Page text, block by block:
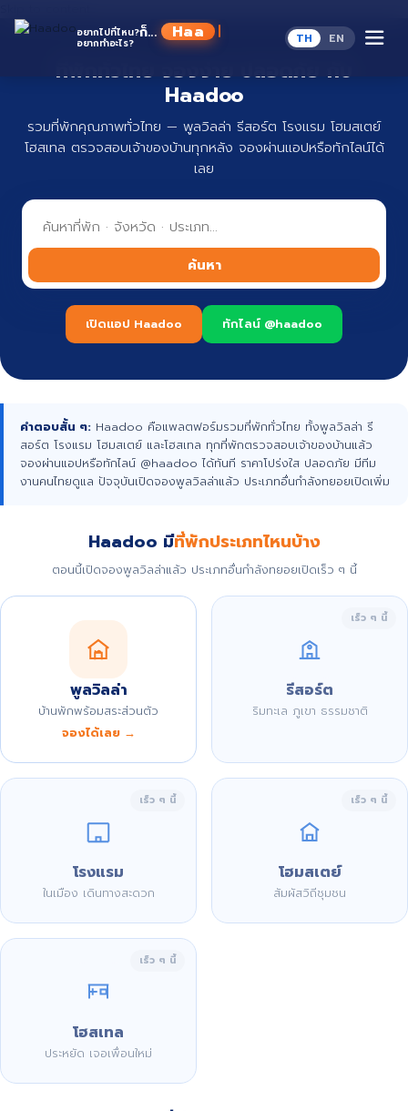
อยากไปที่ไหน?
อยากทำอะไร?
ก็... Haadoo TH EN
ที่พักทั่วไทย จองง่าย ปลอดภัย กับ
Haadoo
รวมที่พักคุณภาพทั่วไทย — พูลวิลล่า รีสอร์ต โรงแรม โฮมสเตย์
โฮสเทล ตรวจสอบเจ้าของบ้านทุกหลัง จองผ่านแอปหรือทักไลน์ได้
เลย
ค้นหา
เปิดแอป Haadoo ทักไลน์ @haadoo
คำตอบสั้น ๆ: Haadoo คือแพลตฟอร์มรวมที่พักทั่วไทย ทั้งพูลวิลล่า รี
สอร์ต โรงแรม โฮมสเตย์ และโฮสเทล ทุกที่พักตรวจสอบเจ้าของบ้านแล้ว
จองผ่านแอปหรือทักไลน์ @haadoo ได้ทันที ราคาโปร่งใส ปลอดภัย มีทีม
งานคนไทยดูแล ปัจจุบันเปิดจองพูลวิลล่าแล้ว ประเภทอื่นกำลังทยอยเปิดเพิ่ม
Haadoo มีที่พักประเภทไหนบ้าง
ตอนนี้เปิดจองพูลวิลล่าแล้ว ประเภทอื่นกำลังทยอยเปิดเร็ว ๆ นี้
พูลวิลล่า
บ้านพักพร้อมสระส่วนตัว
จองได้เลย →
เร็ว ๆ นี้
รีสอร์ต
ริมทะเล ภูเขา ธรรมชาติ
เร็ว ๆ นี้
โรงแรม
ในเมือง เดินทางสะดวก
เร็ว ๆ นี้
โฮมสเตย์
สัมผัสวิถีชุมชน
เร็ว ๆ นี้
โฮสเทล
ประหยัด เจอเพื่อนใหม่